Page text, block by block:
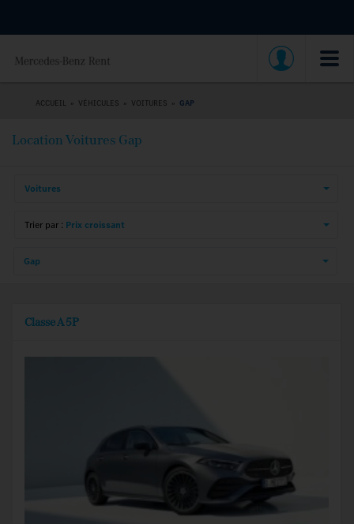
ACCUEIL » VÉHICULES » VOITURES » GAP
Location Voitures Gap
Voitures
Trier par : Prix croissant
Gap
Classe A 5P